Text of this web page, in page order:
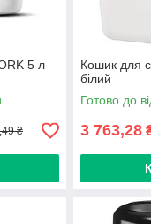
5 л
₴
Кошик для
білий
Готово до
3 763,28